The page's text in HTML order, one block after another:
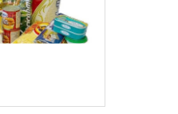
qualificada,
fato de a empresa
onde são
proativos e